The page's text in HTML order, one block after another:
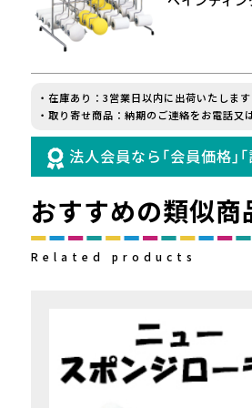
・在庫あり：3営業日以内に出荷いたしま
・取り寄せ商品：納期のご連絡をお電話又
法人会員なら｢会員価格｣
おすすめの類似商
Related products